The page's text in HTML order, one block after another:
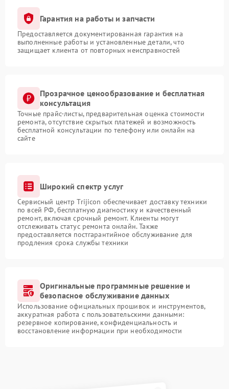
Гарантия на работы и запчасти
Предоставляется документированная гарантия на
выполненные работы и установленные детали, что
защищает клиента от повторных неисправностей
Прозрачное ценообразование и бесплатная
консультация
Точные прайс-листы, предварительная оценка стоимости
ремонта, отсутствие скрытых платежей и возможность
бесплатной консультации по телефону или онлайн на
сайте
Широкий спектр услуг
Сервисный центр Trijicon обеспечивает доставку техники
по всей РФ, бесплатную диагностику и качественный
ремонт, включая срочный ремонт. Клиенты могут
отслеживать статус ремонта онлайн. Также
предоставляется постгарантийное обслуживание для
продления срока службы техники
Оригинальные программные решение и
безопасное обслуживание данных
Использование официальных прошивок и инструментов,
аккуратная работа с пользовательскими данными:
резервное копирование, конфиденциальность и
восстановление информации при необходимости